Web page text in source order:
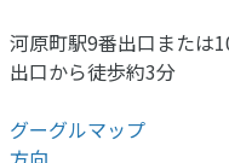
河原町駅9番出口または
出口から徒歩約3分
グーグルマップ